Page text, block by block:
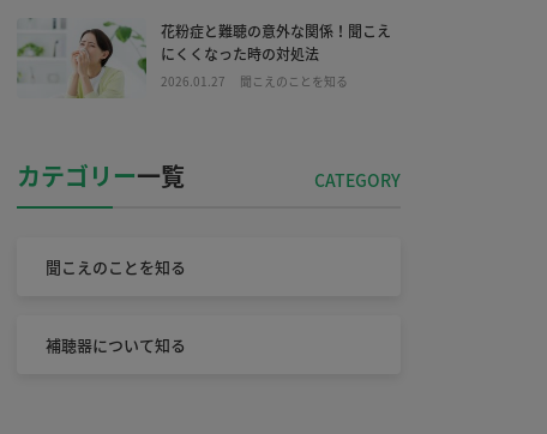
花粉症と難聴の意外な関係！聞こえ
にくくなった時の対処法
2026.01.27 聞こえのことを知る
カテゴリー一覧
聞こえのことを知る
補聴器について知る